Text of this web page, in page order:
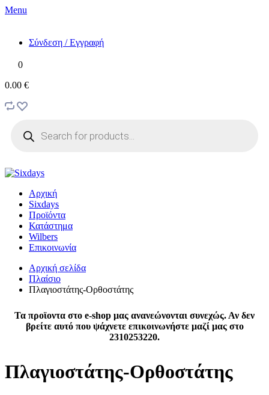
Menu
Σύνδεση / Εγγραφή
0
0.00 €
search
Αρχική
Sixdays
Προϊόντα
Κατάστημα
Wilbers
Επικοινωνία
Αρχική σελίδα
Πλαίσιο
Πλαγιοστάτης-Ορθοστάτης
Τα προϊοντα στο e-shop μας ανανεώνονται συνεχώς. Αν δεν
βρείτε αυτό που ψάχνετε επικοινωνήστε μαζί μας στο
2310253220.
Πλαγιοστάτης-Ορθοστάτης